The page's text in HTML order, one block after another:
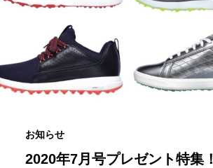
お知らせ
2020年7月号プレゼント特集！